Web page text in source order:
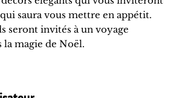
saura vous mettre en appétit.
seront invités à un voyage
magie de Noël.